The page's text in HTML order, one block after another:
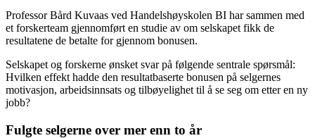
Professor Bård Kuvaas ved Handelshøyskolen BI har sammen med
et forskerteam gjennomført en studie av om selskapet fikk de
resultatene de betalte for gjennom bonusen.
Selskapet og forskerne ønsket svar på følgende sentrale spørsmål:
Hvilken effekt hadde den resultatbaserte bonusen på selgernes
motivasjon, arbeidsinnsats og tilbøyelighet til å se seg om etter en ny
jobb?
Fulgte selgerne over mer enn to år